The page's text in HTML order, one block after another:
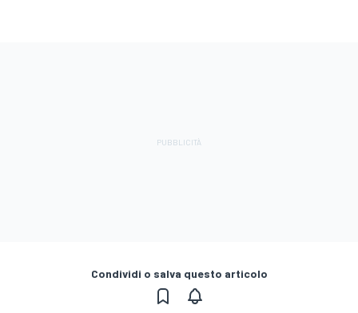
Condividi o salva questo articolo